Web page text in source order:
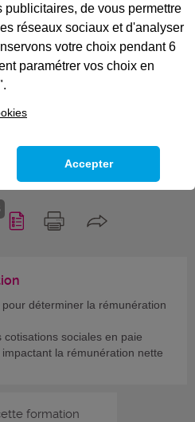
LA GESTION
JURIDIQUE
DES
PAIE - BLOC DE
DU TITRE
DE PAIE
déterminer la rémunération
sociales en paie
la rémunération nette
formation
de vous permettre
réseaux sociaux et d'analyser
votre choix pendant 6
paramétrer vos choix en
Accepter